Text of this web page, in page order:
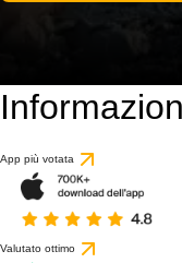
App più votata
Valutato ottimo